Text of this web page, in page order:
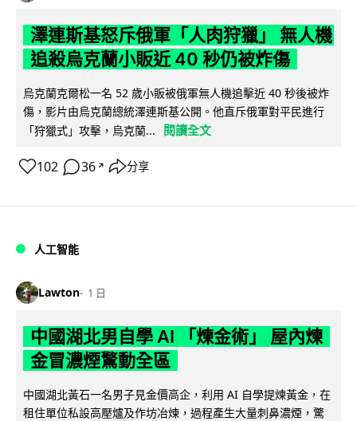
澤連斯基怒斥俄軍「人肉狩獵」 無人機
追殺烏克蘭小販近 40 秒仍被炸傷
烏克蘭克爾松一名 52 歲小販被俄軍無人機追擊近 40 秒後被炸
傷，影片由烏克蘭總統澤連斯基公開。他直斥俄軍對平民進行
「狩獵式」攻擊，烏克蘭...
閱讀全文
102 36 ↗ 分享
人工智能
Lawton 1 日
中國湖北男自學 AI 「煉金術」 屋內煉
金冒濃煙驚動全區
中國湖北黃石一名男子見金價高企，利用 AI 自學提煉黃金，在
租住單位私設高壓爐及作坊冶煉，過程產生大量刺鼻濃煙，驚